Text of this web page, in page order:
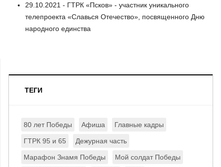
29.10.2021 - ГТРК «Псков» - участник уникального
телепроекта «Славься Отечество», посвященного Дню
народного единства
ТЕГИ
80 лет Победы Афиша Главные кадры
ГТРК 95 и 65 Дежурная часть
Марафон Знамя Победы Мой солдат Победы